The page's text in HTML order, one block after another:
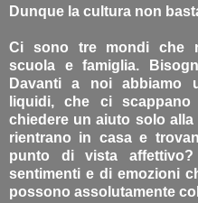
Dunque la cultura non
Ci sono tre mondi che
scuola e famiglia.
Davanti a noi abbiamo
liquidi, che ci
chiedere un aiuto solo
rientrano in casa e
punto di vista
sentimenti e di emozioni
possono assolutamente